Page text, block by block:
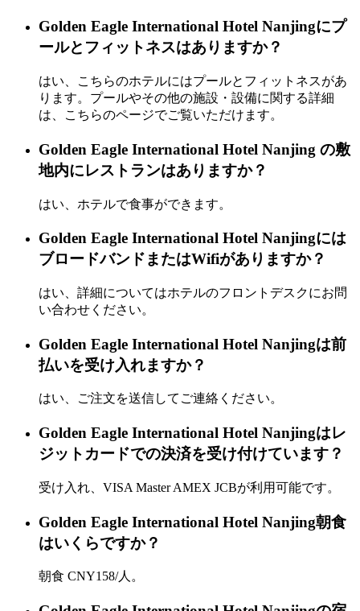
Golden Eagle International Hotel Nanjingにプ
ールとフィットネスはありますか？
はい、こちらのホテルにはプールとフィットネスがあ
ります。プールやその他の施設・設備に関する詳細
は、こちらのページでご覧いただけます。
Golden Eagle International Hotel Nanjing の敷
地内にレストランはありますか？
はい、ホテルで食事ができます。
Golden Eagle International Hotel Nanjingには
ブロードバンドまたはWifiがありますか？
はい、詳細についてはホテルのフロントデスクにお問
い合わせください。
Golden Eagle International Hotel Nanjingは前
払いを受け入れますか？
はい、ご注文を送信してご連絡ください。
Golden Eagle International Hotel Nanjingはレ
ジットカードでの決済を受け付けています？
受け入れ、VISA Master AMEX JCBが利用可能です。
Golden Eagle International Hotel Nanjing朝食
はいくらですか？
朝食 CNY158/人。